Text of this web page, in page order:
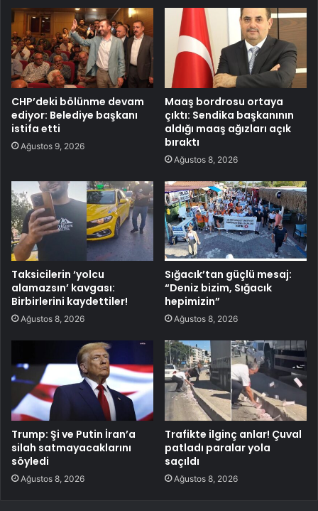
CHP’deki bölünme devam
ediyor: Belediye başkanı
istifa etti
Ağustos 9, 2026
Maaş bordrosu ortaya
çıktı: Sendika başkanının
aldığı maaş ağızları açık
bıraktı
Ağustos 8, 2026
Taksicilerin ‘yolcu
alamazsın’ kavgası:
Birbirlerini kaydettiler!
Ağustos 8, 2026
Sığacık’tan güçlü mesaj:
“Deniz bizim, Sığacık
hepimizin”
Ağustos 8, 2026
Trump: Şi ve Putin İran’a
silah satmayacaklarını
söyledi
Ağustos 8, 2026
Trafikte ilginç anlar! Çuval
patladı paralar yola
saçıldı
Ağustos 8, 2026